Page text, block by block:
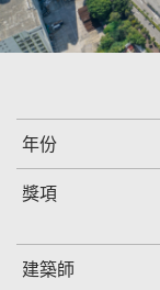
年份
獎項
建築師